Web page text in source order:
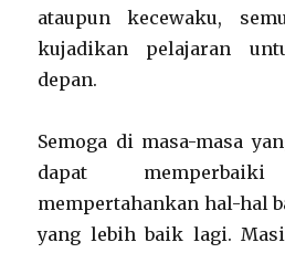
ataupun kecewaku,
kujadikan pelajaran
depan.
Semoga di masa-masa
dapat memperbaiki
mempertahankan hal-hal
yang lebih baik lagi.